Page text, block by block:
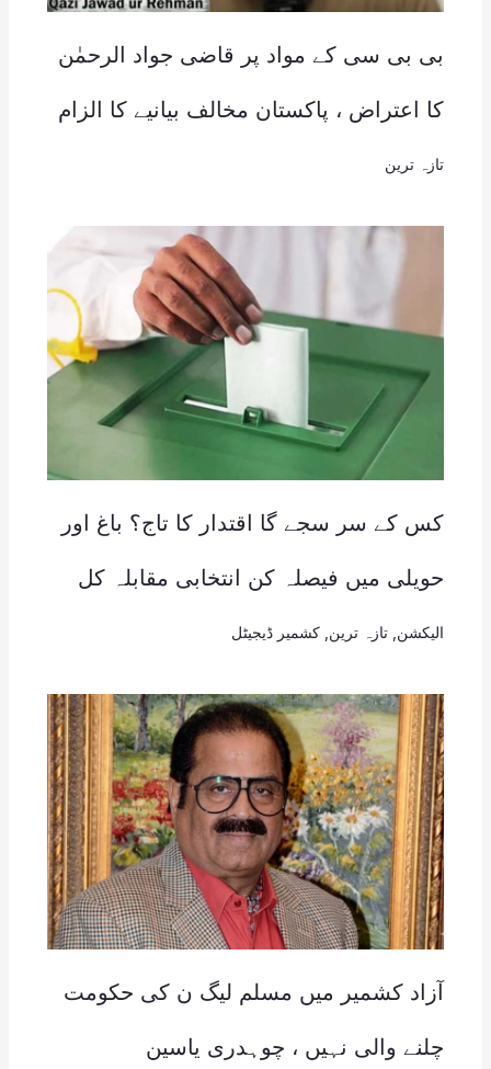
بی بی سی کے مواد پر قاضی جواد الرحمٰن
کا اعتراض ، پاکستان مخالف بیانیے کا الزام
تازہ ترین
کس کے سر سجے گا اقتدار کا تاج؟ باغ اور
حویلی میں فیصلہ کن انتخابی مقابلہ کل
الیکشن تازہ ترین کشمیر ڈیجیٹل
آزاد کشمیر میں مسلم لیگ ن کی حکومت
چلنے والی نہیں ، چوہدری یاسین